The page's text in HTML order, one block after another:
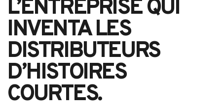
L’ENTREPRISE QUI
INVENTA LES
DISTRIBUTEURS
D’HISTOIRES
COURTES.